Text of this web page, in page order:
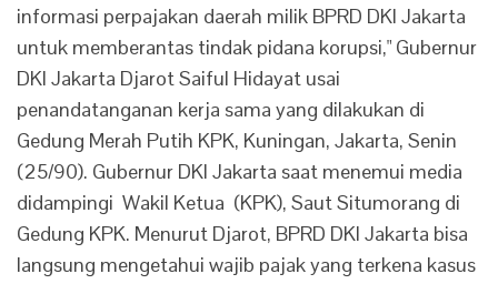
informasi perpajakan daerah milik BPRD DKI Jakarta
untuk memberantas tindak pidana korupsi," Gubernur
DKI Jakarta Djarot Saiful Hidayat usai
penandatanganan kerja sama yang dilakukan di
Gedung Merah Putih KPK, Kuningan, Jakarta, Senin
(25/90). Gubernur DKI Jakarta saat menemui media
didampingi Wakil Ketua (KPK), Saut Situmorang di
Gedung KPK. Menurut Djarot, BPRD DKI Jakarta bisa
langsung mengetahui wajib pajak yang terkena kasus